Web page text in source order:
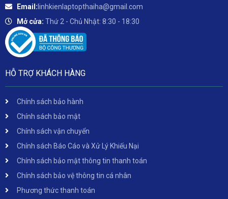
Email:linhkienlaptopthaiha@gmail.com
Mở cửa: Thứ 2 - Chủ Nhật: 8:30 - 18:30
HỖ TRỢ KHÁCH HÀNG
Chính sách bảo hành
Chính sách bảo mật
Chính sách vận chuyển
Chính sách Báo Cáo và Xử Lý Khiếu Nại
Chính sách bảo mật thông tin thanh toán
Chính sách bảo vệ thông tin cá nhân
Phương thức thanh toán